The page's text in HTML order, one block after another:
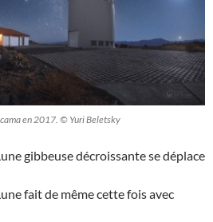
en 2017. © Yuri Beletsky
gibbeuse décroissante se déplace
fait de même cette fois avec